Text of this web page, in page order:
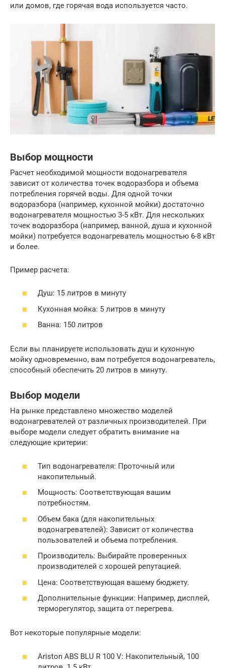
или домов, где горячая вода используется часто.
Выбор мощности
Расчет необходимой мощности водонагревателя
зависит от количества точек водоразбора и объема
потребления горячей воды. Для одной точки
водоразбора (например, кухонной мойки) достаточно
водонагревателя мощностью 3-5 кВт. Для нескольких
точек водоразбора (например, ванной, душа и кухонной
мойки) потребуется водонагреватель мощностью 6-8 кВт
и более.
Пример расчета:
Душ: 15 литров в минуту
Кухонная мойка: 5 литров в минуту
Ванна: 150 литров
Если вы планируете использовать душ и кухонную
мойку одновременно, вам потребуется водонагреватель,
способный обеспечить 20 литров в минуту.
Выбор модели
На рынке представлено множество моделей
водонагревателей от различных производителей. При
выборе модели следует обратить внимание на
следующие критерии:
Тип водонагревателя: Проточный или
накопительный.
Мощность: Соответствующая вашим
потребностям.
Объем бака (для накопительных
водонагревателей): Зависит от количества
пользователей и объема потребления.
Производитель: Выбирайте проверенных
производителей с хорошей репутацией.
Цена: Соответствующая вашему бюджету.
Дополнительные функции: Например, дисплей,
терморегулятор, защита от перегрева.
Вот некоторые популярные модели:
Ariston ABS BLU R 100 V: Накопительный, 100